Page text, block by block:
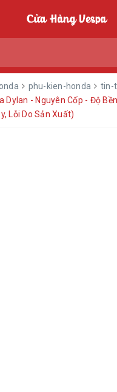
phu-kien-honda tin-
Dylan - Nguyên Cốp - Độ
Lỗi Do Sản Xuất)